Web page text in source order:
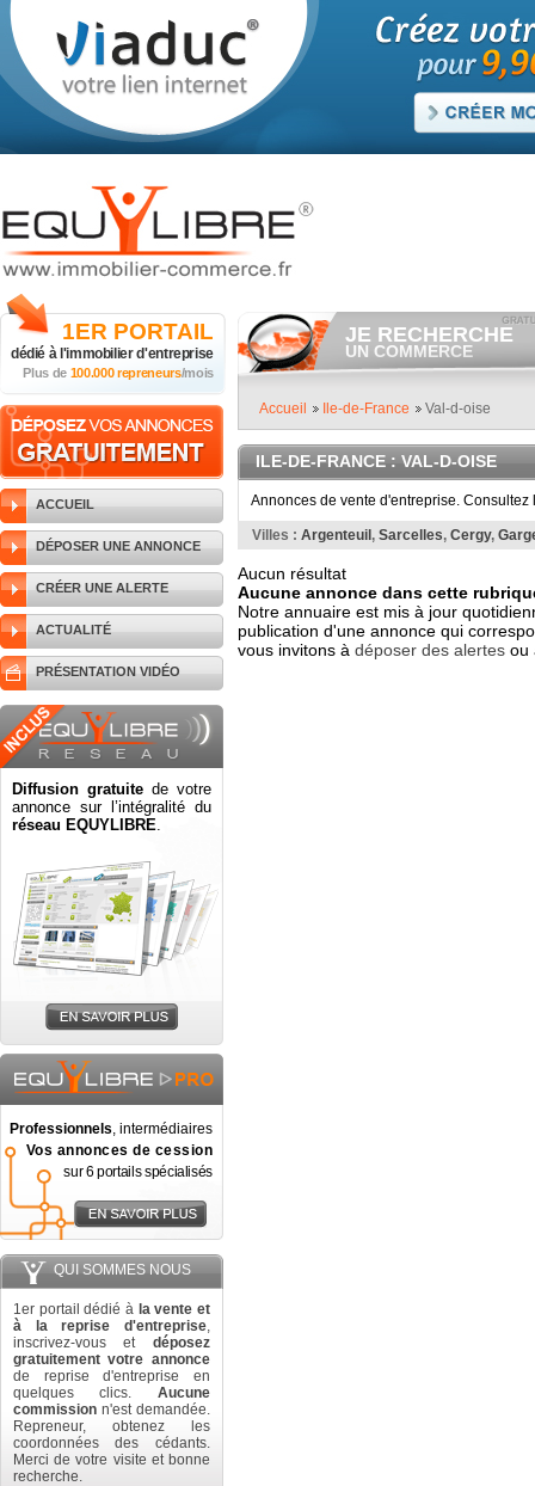
1ER PORTAIL
dédié à l'immobilier d'entreprise
Plus de 100.000 repreneurs/mois
ACCUEIL
DÉPOSER UNE ANNONCE
CRÉER UNE ALERTE
ACTUALITÉ
PRÉSENTATION VIDÉO
Diffusion gratuite de votre
annonce sur l’intégralité du
réseau EQUYLIBRE.
Professionnels, intermédiaires
Vos annonces de cession
sur 6 portails spécialisés
QUI SOMMES NOUS
1er portail dédié à la vente et
à la reprise d'entreprise,
inscrivez-vous et déposez
gratuitement votre annonce
de reprise d'entreprise en
quelques clics. Aucune
commission n'est demandée.
Repreneur, obtenez les
coordonnées des cédants.
Merci de votre visite et bonne
recherche.
JE RECHERCHE
UN COMMERCE
Consulter gratuitementles
vendre.
Et/ou déposergratuitement
votre recherche de
RECHERCHER UNE
ANNONCE
Accueil Ile-de-France Val-d-oise
ILE-DE-FRANCE: VAL-D-OISE
Annonces de vente d'entreprise.
Villes : Argenteuil , Sarcelles, Cergy,
Aucun résultat
Aucune annonce dans cette
Notre annuaire est mis à jour
publication d'une annonce qui
vous invitons à déposer des alertes ou